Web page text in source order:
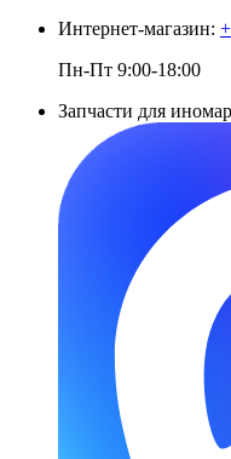
Интернет-магазин:
Пн-Пт 9:00-18:00
Запчасти для